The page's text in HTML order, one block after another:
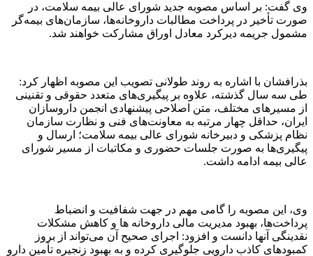
وی گفت: بر اساس مصوبه جدید شورای عالی بیمه سلامت، در
صورت تأخیر در پرداخت مطالبات داروخانه‌ها، سازمان‌های بیمه‌گر
مشمول جریمه دیرکرد معادل اوراق مشارکت خواهند شد.
بذرافشان با اشاره به روند طولانی تصویب این مصوبه اظهار کرد:
طی سه سال گذشته، علاوه بر پیگیری‌های متعدد حقوقی و تقنینی
از مسیرهای مختلف، متن اصلاحی پیشنهادی انجمن داروسازان
ایران، حداقل چهار مرتبه به معاونت‌های فنی و نظارت سازمان
نظام پزشکی و دبیرخانه شورای عالی بیمه سلامت؛ ارسال و
پیگیری‌ها به‌ صورت جلسات حضوری و مکاتبات از مسیر شورای
عالی بیمه ادامه داشت.
وی، این مصوبه را گامی مهم در جهت شفافیت و انضباط
پرداخت‌ها، بهبود مدیریت مالی داروخانه ها و کاهش مشکلات
نقدینگی آنها دانست و افزود: اجرای صحیح آن می‌تواند از بروز
کمبودهای کاذب دارویی جلوگیری کرده و به بهبود زنجیره تأمین دارو